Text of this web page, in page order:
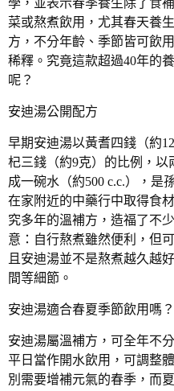
學，並表示春季養生除了食
菜或熬煮飲用，尤其春天養
方，不分年齡、季節皆可飲
稀釋。究竟這款超過40年的
呢？
安迪湯公開配方
早期安迪湯以黃耆四錢（約
杞三錢（約9克）的比例，以
成一碗水（約500 c.c.），是
在家附近的中藥行中取得食
究多年的溫補方，造福了不
意：自行熬煮雖然便利，但
且安迪湯並不是熬煮越久越
間等細節。
安迪湯適合春夏季節飲用嗎？
安迪湯屬溫補方，可全年不
平日當作開水飲用，可調整
別需要增補元氣的春季，而